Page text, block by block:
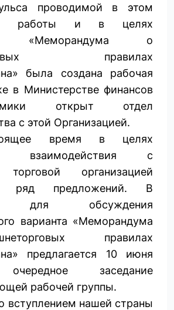
проводимой в этом
работы и в целях
«Меморандума о
правилах
была создана рабочая
в Министерстве финансов
открыт отдел
с этой Организацией.
время в целях
взаимодействия с
организацией
ряд предложений. В
для обсуждения
варианта «Меморандума
правилах
предлагается 10 июня
заседание
рабочей группы.
вступлением нашей страны